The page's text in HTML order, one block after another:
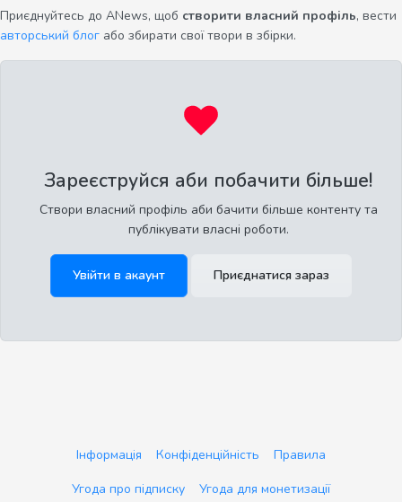
Приєднуйтесь до ANews, щоб створити власний профіль, вести
авторський блог або збирати свої твори в збірки.
Зареєструйся аби побачити більше!
Створи власний профіль аби бачити більше контенту та
публікувати власні роботи.
Увійти в акаунт Приєднатися зараз
Інформація Конфіденційність
Правила
Угода про підписку
Угода для монетизації